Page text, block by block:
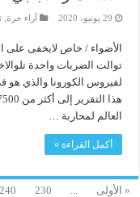
29 يونيو، 2020 آراء حرة ,
الأضواء / خاص لايخفى على
توالت الضربات واحدة
لفيروس الكورونا والذي هو
العالم لمحاربة …
أكمل القراءة »
« الأولى 230
240